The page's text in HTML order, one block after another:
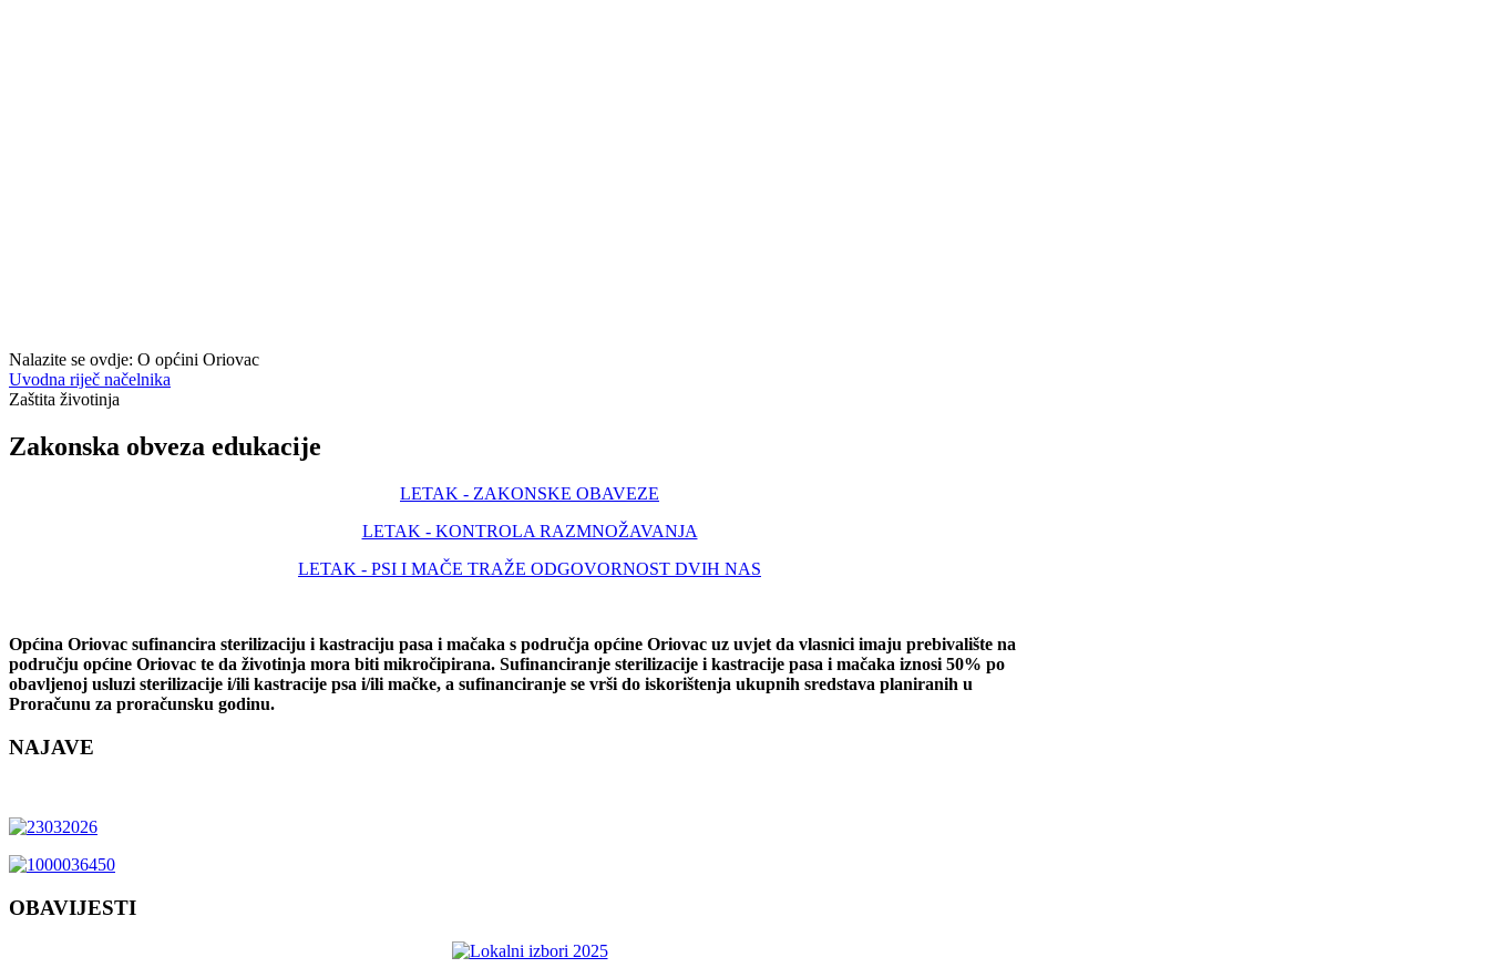
Nalazite se ovdje: O općini Oriovac
Uvodna riječ načelnika
Zaštita životinja
Zakonska obveza edukacije
LETAK - ZAKONSKE OBAVEZE
LETAK - KONTROLA RAZMNOŽAVANJA
LETAK - PSI I MAČE TRAŽE ODGOVORNOST DVIH NAS
Općina Oriovac sufinancira sterilizaciju i kastraciju pasa i mačaka s područja općine Oriovac uz uvjet da vlasnici imaju prebivalište na
području općine Oriovac te da životinja mora biti mikročipirana. Sufinanciranje sterilizacije i kastracije pasa i mačaka iznosi 50% po
obavljenoj usluzi sterilizacije i/ili kastracije psa i/ili mačke, a sufinanciranje se vrši do iskorištenja ukupnih sredstava planiranih u
Proračunu za proračunsku godinu.
NAJAVE
OBAVIJESTI